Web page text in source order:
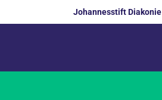
Johannesstift Diakonie